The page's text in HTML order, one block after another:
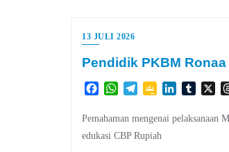
13 JULI 2026
Pendidik PKBM
FacebookWhatsApp
TelegramGoogleLinkedInTumblr
X
Pemahaman mengenai pelaksanaan
edukasi CBP Rupiah